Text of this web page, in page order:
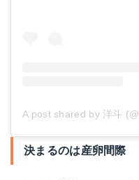
A post shared by 洋斗
決まるのは産卵間際